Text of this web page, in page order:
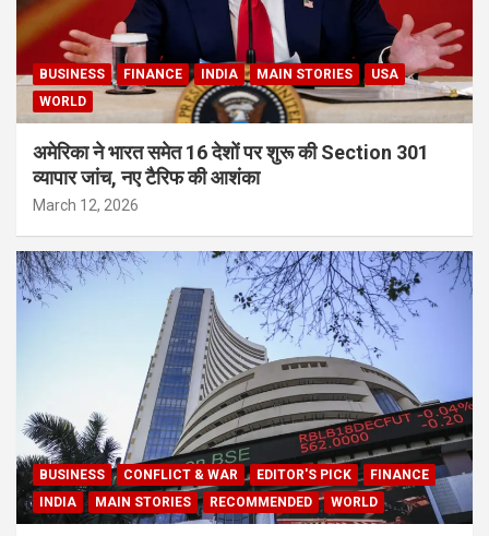
BUSINESS FINANCE INDIA MAIN STORIES
USA
WORLD
अमेरिका ने भारत समेत 16 देशों पर शुरू की Section 301
व्यापार जांच, नए टैरिफ की आशंका
March 12, 2026
BUSINESS CONFLICT & WAR EDITOR'S PICK
FINANCE
INDIA
MAIN STORIES RECOMMENDED WORLD